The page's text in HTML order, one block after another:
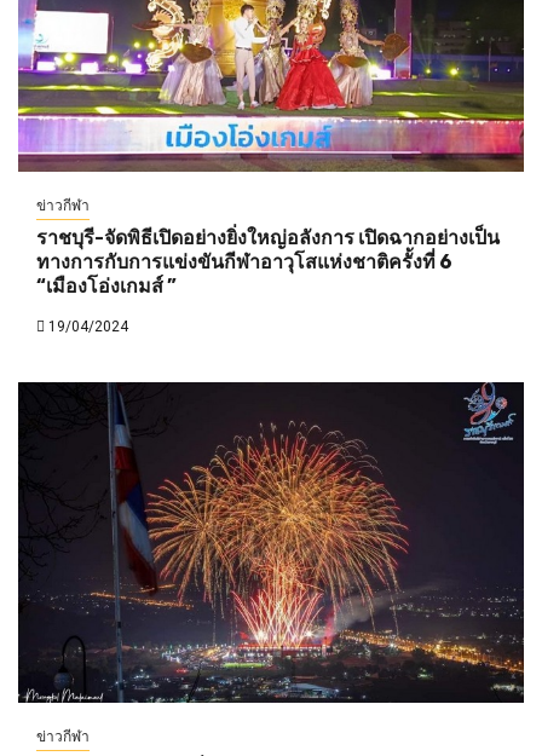
ข่าวกีฬา
ราชบุรี-จัดพิธีเปิดอย่างยิ่งใหญ่อลังการ เปิดฉากอย่างเป็น
ทางการกับการแข่งขันกีฬาอาวุโสแห่งชาติครั้งที่ 6
“เมืองโอ่งเกมส์ ”
19/04/2024
ข่าวกีฬา